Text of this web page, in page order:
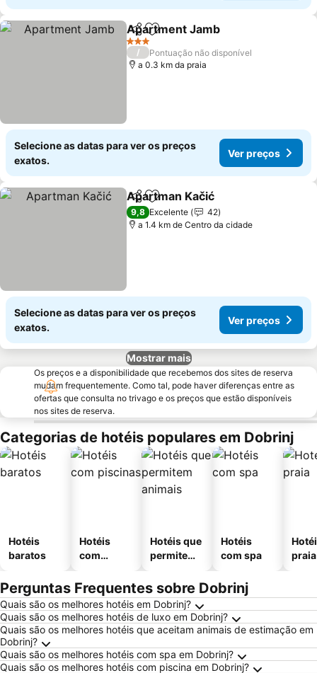
PartilharAdicionar aos favoritos
Apartment Jamb
3 Estrelas
/
Pontuação não disponível
a 0.3 km da praia
Selecione as datas para ver os preços
exatos.
Ver preços
PartilharAdicionar aos favoritos
Apartman Kačić
9,8 Excelente
42
a 1.4 km de Centro da cidade
Selecione as datas para ver os preços
exatos.
Ver preços
Mostrar mais
Os preços e a disponibilidade que recebemos dos sites de reserva
mudam frequentemente. Como tal, pode haver diferenças entre as
ofertas que consulta no trivago e os preços que estão disponíveis
nos sites de reserva.
Categorias de hotéis populares em Dobrinj
Hotéis
baratos
Hotéis
com
Hotéis que
permitem
Hotéis
com spa
praia
Perguntas Frequentes sobre Dobrinj
Quais são os melhores hotéis em Dobrinj?
Quais são os melhores hotéis de luxo em Dobrinj?
Quais são os melhores hotéis que aceitam animais de estimação em
Dobrinj?
Quais são os melhores hotéis com spa em Dobrinj?
Quais são os melhores hotéis com piscina em Dobrinj?